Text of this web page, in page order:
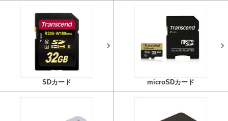
SDカード microSDカード